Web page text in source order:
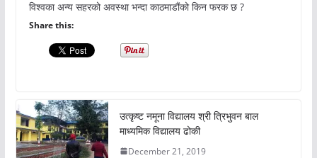
विश्वका अन्य सहरको अवस्था भन्दा काठमाडौंको किन फरक छ ?
Share this:
उत्कृष्ट नमूना विद्यालय श्री त्रिभुवन बाल
माध्यमिक विद्यालय ढोकी
December 21, 2019